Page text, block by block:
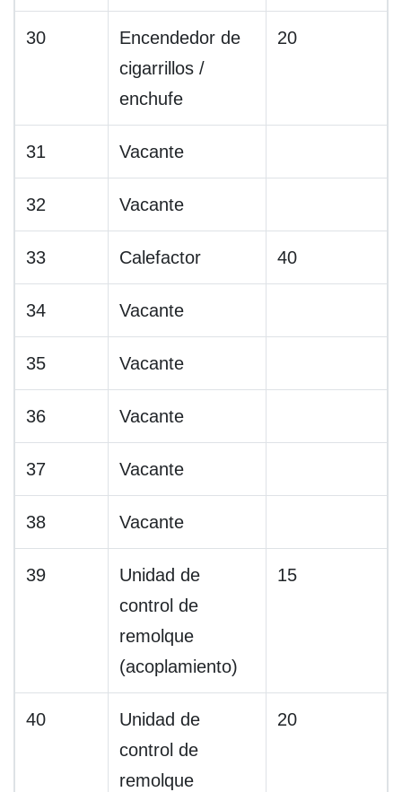
30
Encendedor de
cigarrillos /
enchufe
20
31 Vacante
32 Vacante
33 Calefactor 40
34 Vacante
35 Vacante
36 Vacante
37 Vacante
38 Vacante
39
Unidad de
control de
remolque
(acoplamiento)
15
40
Unidad de
control de
remolque
20